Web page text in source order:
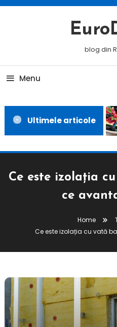
Skip
blog din
Menu
Ultimele articole
Ce este izolația
ce
Home
Ce este izolația cu vată